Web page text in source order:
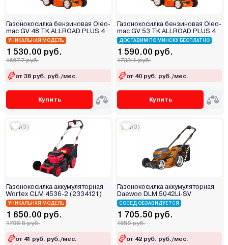
Газонокосилка бензиновая Oleo-
mac GV 48 TK ALLROAD PLUS 4
УНИКАЛЬНАЯ МОДЕЛЬ
1 530.00 руб.
1667.7 руб.
от 38 руб. руб./мес.
Купить
Газонокосилка бензиновая Oleo-
mac GV 53 TK ALLROAD PLUS 4
ДОСТАВИМ ПО МИНСКУ БЕСПЛАТНО
1 590.00 руб.
1733.1 руб.
от 40 руб. руб./мес.
Купить
5(3)
Газонокосилка аккумуляторная
Wortex CLM 4536-2 (2334121)
УНИКАЛЬНАЯ МОДЕЛЬ
1 650.00 руб.
1798.5 руб.
от 41 руб. руб./мес.
5(3)
Газонокосилка аккумуляторная
Daewoo DLM 5042Li-SV
СОСЕД ОБЗАВИДУЕТСЯ
1 705.50 руб.
1859 руб.
от 42 руб. руб./мес.